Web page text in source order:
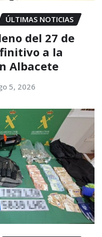
ÚLTIMAS NOTICIAS
del 27 de
a la
Albacete
5, 2026